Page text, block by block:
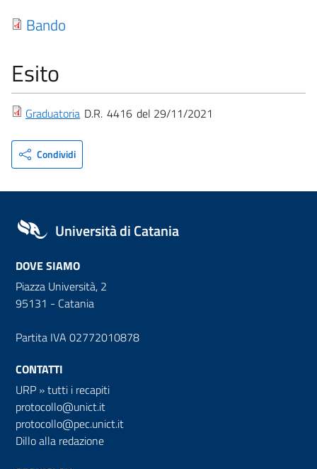
Bando
Esito
Graduatoria D.R. 4416 29/11/2021
Condividi
Università di Catania
DOVE SIAMO
Piazza Università, 2
95131 - Catania
Partita IVA 02772010878
CONTATTI
URP »tutti i recapiti
protocollo@unict.it
protocollo@pec.unict.it
Dillo alla redazione